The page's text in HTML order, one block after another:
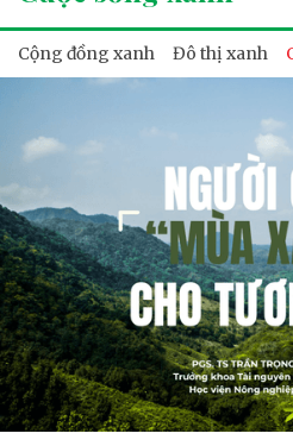
Cộng đồng xanh Đô thị xanh